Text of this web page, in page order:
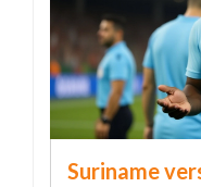
Suriname